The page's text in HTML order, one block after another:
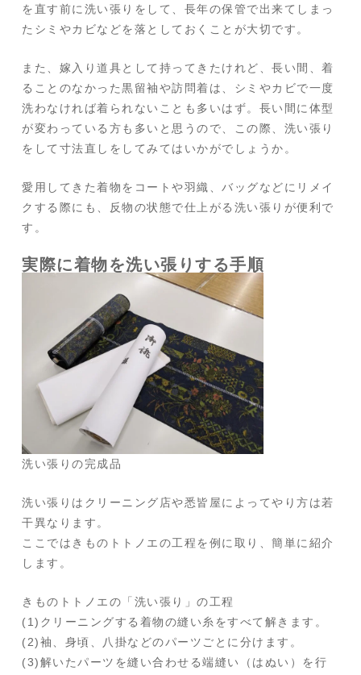
を直す前に洗い張りをして、長年の保管で出来てしまっ
たシミやカビなどを落としておくことが大切です。
また、嫁入り道具として持ってきたけれど、長い間、着
ることのなかった黒留袖や訪問着は、シミやカビで一度
洗わなければ着られないことも多いはず。長い間に体型
が変わっている方も多いと思うので、この際、洗い張り
をして寸法直しをしてみてはいかがでしょうか。
愛用してきた着物をコートや羽織、バッグなどにリメイ
クする際にも、反物の状態で仕上がる洗い張りが便利で
す。
実際に着物を洗い張りする手順
洗い張りの完成品
洗い張りはクリーニング店や悉皆屋によってやり方は若
干異なります。
ここではきものトトノエの工程を例に取り、簡単に紹介
します。
きものトトノエの「洗い張り」の工程
(1)クリーニングする着物の縫い糸をすべて解きます。
(2)袖、身頃、八掛などのパーツごとに分けます。
(3)解いたパーツを縫い合わせる端縫い（はぬい）を行